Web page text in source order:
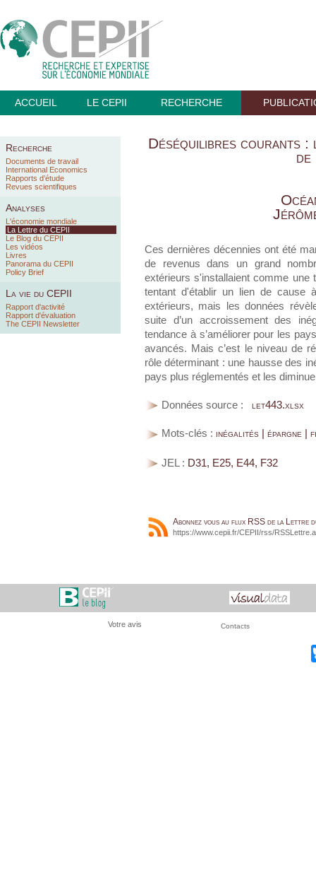
ACCUEIL LE CEPII RECHERCHE
Recherche
Documents de travail
International Economics
Rapports d’étude
Revues scientifiques
Analyses
L'économie mondiale
La Lettre du CEPII
Le Blog du CEPII
Les vidéos
Livres
Panorama du CEPII
Policy Brief
La vie du CEPII
Rapport d'activité
Rapport d'évaluation
The CEPII Newsletter
Déséquilibres courants :
de
Ces dernières décennies ont été
de revenus dans un grand
extérieurs s'installaient comme une
tentant d'établir un lien de cause
extérieurs, mais les données
suite d’un accroissement des
tendance à s’améliorer pour les
avancés. Mais c’est le niveau de
rôle déterminant : une hausse des
pays plus réglementés et les
Données source : let443.xlsx
Mots-clés : inégalités | épargne |
JEL : D31, E25, E44, F32
Abonnez vous au flux RSS de la Lettre
https://www.cepii.fr/CEPII/rss/
Votre avis Contacts